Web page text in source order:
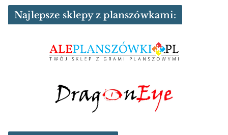
Najlepsze sklepy z planszówkami: